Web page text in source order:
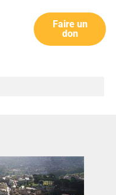
Faire un
don